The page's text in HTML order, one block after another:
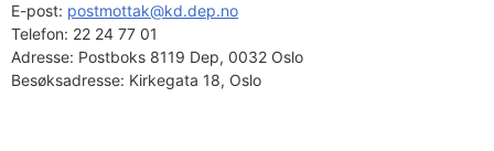
E-post: postmottak@kd.dep.no
Telefon: 22 24 77 01
Adresse: Postboks 8119 Dep, 0032 Oslo
Besøksadresse: Kirkegata 18, Oslo